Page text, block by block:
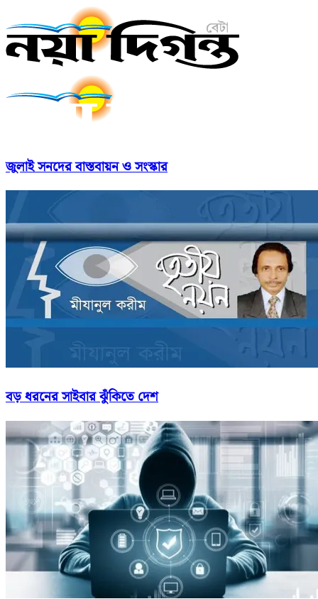
জুলাই সনদের বাস্তবায়ন ও সংস্কার
বড় ধরনের সাইবার ঝুঁকিতে দেশ